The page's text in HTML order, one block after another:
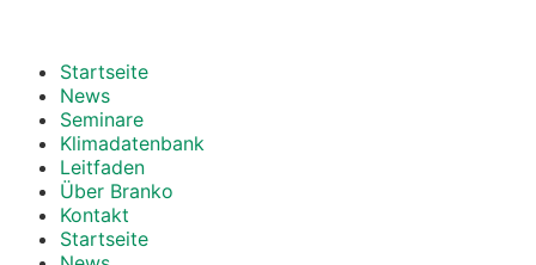
Startseite
News
Seminare
Klimadatenbank
Leitfaden
Über Branko
Kontakt
Startseite